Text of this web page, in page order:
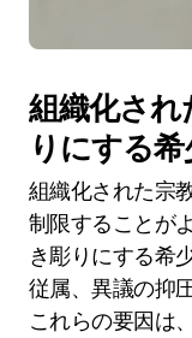
組織化され
りにする
組織化された宗
制限することが
き彫りにする希
従属、異議の抑
これらの要因は